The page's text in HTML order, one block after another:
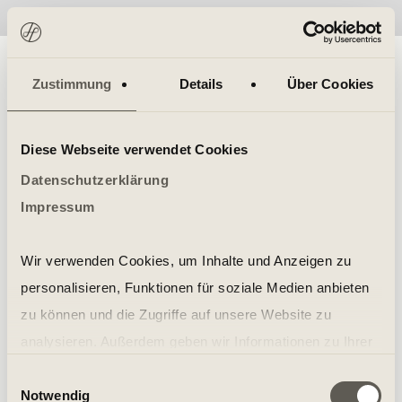
Zustimmung Details Über Cookies
Diese Webseite verwendet Cookies
Datenschutzerklärung
Impressum
Wir verwenden Cookies, um Inhalte und Anzeigen zu
personalisieren, Funktionen für soziale Medien anbieten
zu können und die Zugriffe auf unsere Website zu
soziale Medien, Werbung und Analysen weiter. Unsere
Notwendig